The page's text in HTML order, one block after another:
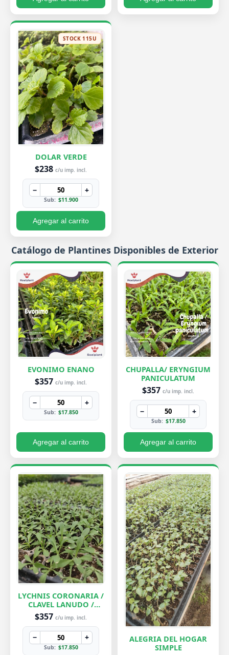
STOCK 115U
DOLAR VERDE
$238 c/u imp. incl.
− +
Sub: $11.900
Agregar al carrito
Catálogo de Plantines Disponibles de Exterior
EVONIMO ENANO
$357 c/u imp. incl.
− +
Sub: $17.850
Agregar al carrito
CHUPALLA/ ERYNGIUM
PANICULATUM
$357 c/u imp. incl.
− +
Sub: $17.850
Agregar al carrito
LYCHNIS CORONARIA /
CLAVEL LANUDO /
ABUELA
$357 c/u imp. incl.
− +
Sub: $17.850
ALEGRIA DEL HOGAR
SIMPLE